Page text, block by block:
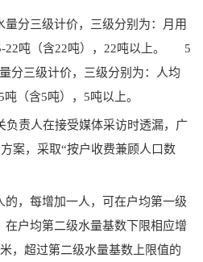
量分三级计价，三级分别为：月用
22吨（含22吨）， 22吨以上。
5
分三级计价，三级分别为：人均
吨（含5吨）， 5吨以上。
负责人在接受媒体采访时透漏，广
案，采取“按户收费兼顾人口数
的，每增加一人，可在户均第一级
在户均第二级水量基数下限相应增
，超过第二级水量基数上限值的